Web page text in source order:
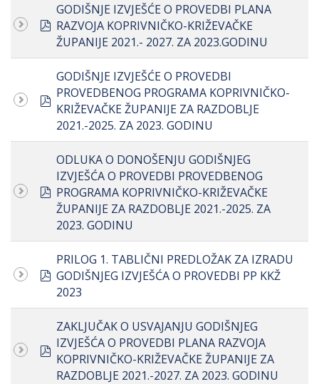
pdf
GODIŠNJE IZVJEŠĆE O PROVEDBI PLANA
RAZVOJA KOPRIVNIČKO-KRIŽEVAČKE
ŽUPANIJE 2021.- 2027. ZA 2023.GODINU
pdf
GODIŠNJE IZVJEŠĆE O PROVEDBI
PROVEDBENOG PROGRAMA KOPRIVNIČKO-
KRIŽEVAČKE ŽUPANIJE ZA RAZDOBLJE
2021.-2025. ZA 2023. GODINU
pdf
ODLUKA O DONOŠENJU GODIŠNJEG
IZVJEŠĆA O PROVEDBI PROVEDBENOG
PROGRAMA KOPRIVNIČKO-KRIŽEVAČKE
ŽUPANIJE ZA RAZDOBLJE 2021.-2025. ZA
2023. GODINU
pdf
PRILOG 1. TABLIČNI PREDLOŽAK ZA IZRADU
GODIŠNJEG IZVJEŠĆA O PROVEDBI PP KKŽ
2023
pdf
ZAKLJUČAK O USVAJANJU GODIŠNJEG
IZVJEŠĆA O PROVEDBI PLANA RAZVOJA
KOPRIVNIČKO-KRIŽEVAČKE ŽUPANIJE ZA
RAZDOBLJE 2021.-2027. ZA 2023. GODINU